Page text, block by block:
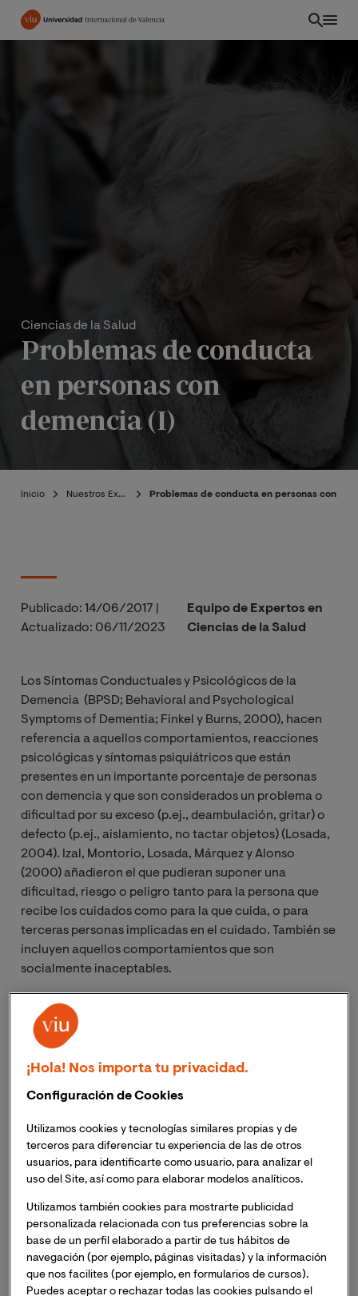
Pasar
Ciencias de la Salud
Problemas de conducta
en personas con
demencia (I)
Inicio Nuestros Expertos Problemas de conducta en personas con
Publicado: 14/06/2017
Actualizado: 06/11/2023
Equipo de Expertos en
Ciencias de la Salud
Los Síntomas Conductuales y Psicológicos de la
Demencia (BPSD; Behavioral and Psychological
Symptoms of Dementia; Finkel y Burns, 2000), hacen
referencia a aquellos comportamientos, reacciones
psicológicas y síntomas psiquiátricos que están
presentes en un importante porcentaje de personas
con demencia y que son considerados un problema o
dificultad por su exceso (p.ej., deambulación, gritar) o
defecto (p.ej., aislamiento, no tactar objetos) (Losada,
2004). Izal, Montorio, Losada, Márquez y Alonso
(2000) añadieron el que pudieran suponer una
dificultad, riesgo o peligro tanto para la persona que
recibe los cuidados como para la que cuida, o para
terceras personas implicadas en el cuidado. También se
incluyen aquellos comportamientos que son
socialmente inaceptables.
Se pueden encontrar otras definiciones semejantes en,
Cohen- Mansfield, (2001), y Lyketsos, Carrillo, Ryan,
Khachaturian, Trzepacz y Amatniek (2011) entre otros.
Los BPSD son un problema común, estimándose que
moderada o severa van a manifestar comportamientos
problemáticos clínicamente significativos (Davis,
Buckwalter y Burgio, 1997). Estos problemas pueden ser
de diferentes tipos y habitualmente se han clasificado
en dimensiones. Así, por ejemplo, Cohen-Mansfield,
Marx y Rosenthal (1990) identificaron tres dimensiones:
conductas agresivas (p. ej., “morder”), conductas
físicamente no agresivas (p. ej., “deambulación”) y
conducta verbalmente agitada (p. ej., “repetición de
¡Hola! Nos importa tu privacidad.
Configuración de Cookies
Utilizamos cookies y tecnologías similares propias y de
terceros para diferenciar tu experiencia de las de otros
usuarios, para identificarte como usuario, para analizar el
uso del Site, así como para elaborar modelos analíticos.
Utilizamos también cookies para mostrarte publicidad
personalizada relacionada con tus preferencias sobre la
base de un perfil elaborado a partir de tus hábitos de
navegación (por ejemplo, páginas visitadas) y la información
que nos facilites (por ejemplo, en formularios de cursos).
Puedes aceptar o rechazar todas las cookies pulsando el